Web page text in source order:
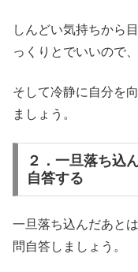
しんどい気持ちから
っくりとでいいので
そして冷静に自分を
ましょう。
２．一旦落ち込
自答する
一旦落ち込んだあと
問自答しましょう。